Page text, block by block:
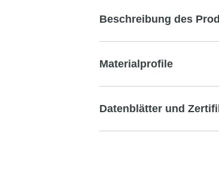
Beschreibung des
Materialprofile
Datenblätter und